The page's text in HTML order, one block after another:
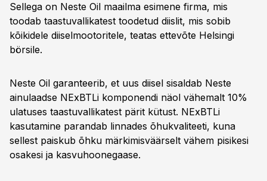
Sellega on Neste Oil maailma esimene firma, mis
toodab taastuvallikatest toodetud diislit, mis sobib
kõikidele diiselmootoritele, teatas ettevõte Helsingi
börsile.
Neste Oil garanteerib, et uus diisel sisaldab Neste
ainulaadse NExBTLi komponendi näol vähemalt 10%
ulatuses taastuvallikatest pärit kütust. NExBTLi
kasutamine parandab linnades õhukvaliteeti, kuna
sellest paiskub õhku märkimisväärselt vähem pisikesi
osakesi ja kasvuhoonegaase.